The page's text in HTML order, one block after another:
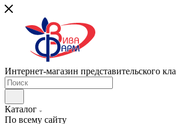
Интернет-магазин представительского
Каталог
По всему сайту